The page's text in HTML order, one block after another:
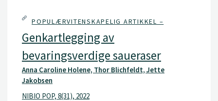
POPULÆRVITENSKAPELIG ARTIKKEL –
Genkartlegging av
bevaringsverdige saueraser
Anna Caroline Holene, Thor Blichfeldt, Jette
Jakobsen
NIBIO POP, 8(31), 2022